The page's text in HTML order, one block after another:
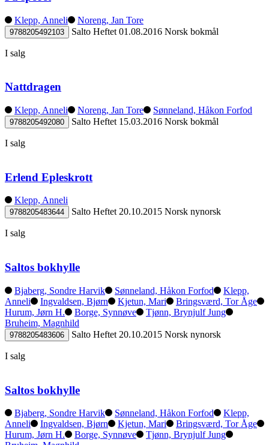
Klepp, Anneli Noreng, Jan Tore
9788205492103 Salto Heftet 01.08.2016 Norsk bokmål
I salg
Nattdragen
Klepp, Anneli Noreng, Jan Tore Sønneland, Håkon Forfod
9788205492080 Salto Heftet 15.03.2016 Norsk bokmål
I salg
Erlend Epleskrott
Klepp, Anneli
9788205483644 Salto Heftet 20.10.2015 Norsk nynorsk
I salg
Saltos bokhylle
Bjaberg, Sondre Harvik Sønneland, Håkon Forfod
Klepp,
Anneli
Ingvaldsen, Bjørn Kjetun, Mari
Bringsværd, Tor Åge
Hurum, Jørn H.
Borge, Synnøve
Tjønn, Brynjulf Jung
Bruheim, Magnhild
9788205483606 Salto Heftet 20.10.2015 Norsk nynorsk
I salg
Saltos bokhylle
Bjaberg, Sondre Harvik Sønneland, Håkon Forfod
Klepp,
Anneli
Ingvaldsen, Bjørn Kjetun, Mari
Bringsværd, Tor Åge
Hurum, Jørn H.
Borge, Synnøve
Tjønn, Brynjulf Jung